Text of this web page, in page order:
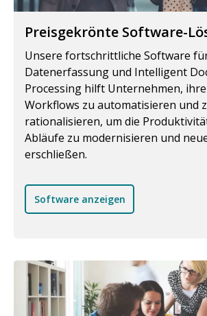
Preisgekrönte Software-
Unsere fortschrittliche Software
Datenerfassung und Intelligent
Processing hilft Unternehmen,
Workflows zu automatisieren und
rationalisieren, um die
Abläufe zu modernisieren und
erschließen.
Software anzeigen